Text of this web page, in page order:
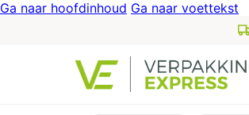
Ga naar hoofdinhoud Ga naar voettekst